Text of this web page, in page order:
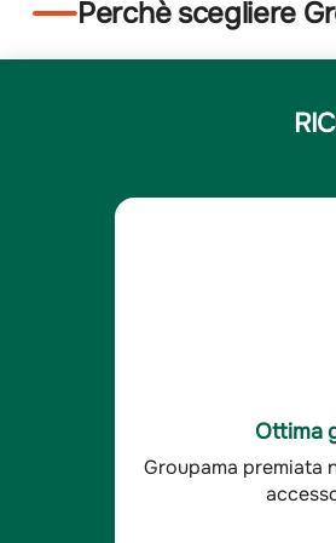
Perchè scegliere
Ottima
Groupama è stata
Indagine Doxa*